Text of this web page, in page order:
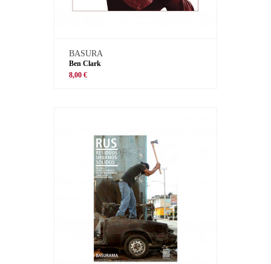
BASURA
Ben Clark
8,00 €